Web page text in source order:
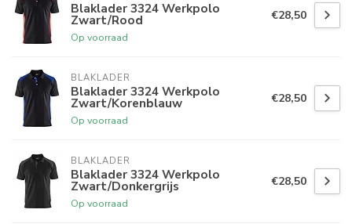
Blaklader 3324 Werkpolo
Zwart/Rood
Op voorraad
€28,50
BLAKLADER
Blaklader 3324 Werkpolo
Zwart/Korenblauw
Op voorraad
€28,50
BLAKLADER
Blaklader 3324 Werkpolo
Zwart/Donkergrijs
Op voorraad
€28,50